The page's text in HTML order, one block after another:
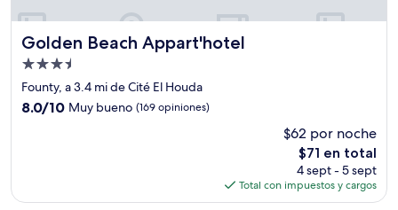
Golden Beach Appart'hotel
Golden Beach Appart'hotel
Propiedad
de
3.5
Founty, a 3.4 mi de Cité El Houda
8.0
opiniones)
8.0/10 Muy bueno (169 opiniones)
$62 por noche
El
precio
actual
es
$71 en total
4 sept - 5 sept
Total con impuestos y cargos